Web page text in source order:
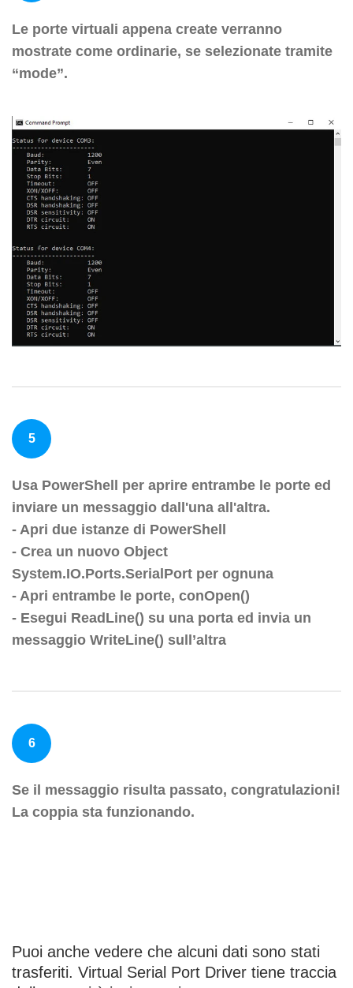
Le porte virtuali appena create verranno
mostrate come ordinarie, se selezionate tramite
“mode”.
5
Usa PowerShell per aprire entrambe le porte ed
inviare un messaggio dall'una all'altra.
- Apri due istanze di PowerShell
- Crea un nuovo Object
System.IO.Ports.SerialPort per ognuna
- Apri entrambe le porte, conOpen()
- Esegui ReadLine() su una porta ed invia un
messaggio WriteLine() sull’altra
6
Se il messaggio risulta passato, congratulazioni!
La coppia sta funzionando.
Puoi anche vedere che alcuni dati sono stati
trasferiti. Virtual Serial Port Driver tiene traccia